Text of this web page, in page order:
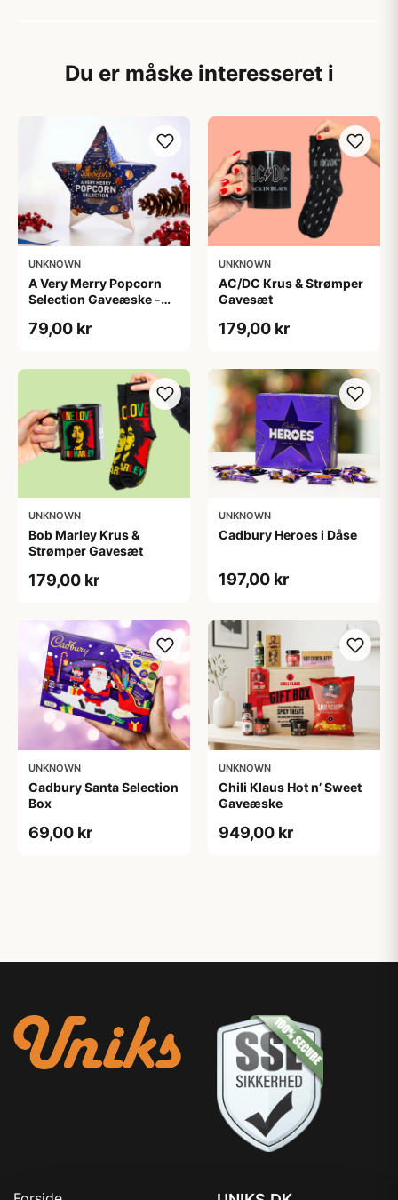
Du er måske interesseret i
UNKNOWN
A Very Merry Popcorn
Selection Gaveæske -
79,00 kr
UNKNOWN
AC/DC Krus & Strømper
Gavesæt
179,00 kr
UNKNOWN
Bob Marley Krus &
Strømper Gavesæt
179,00 kr
UNKNOWN
Cadbury Heroes i Dåse
197,00 kr
UNKNOWN
Cadbury Santa Selection
Box
69,00 kr
UNKNOWN
Chili Klaus Hot n’ Sweet
Gaveæske
949,00 kr